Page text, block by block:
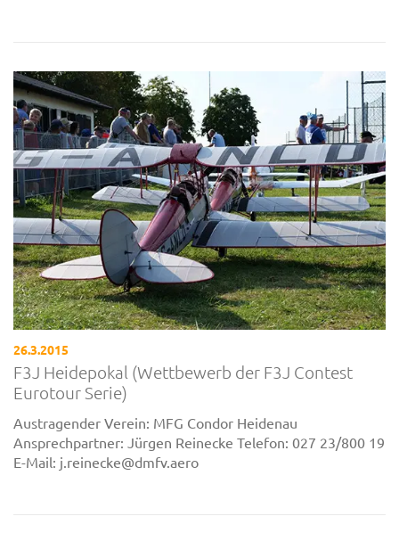
26.3.2015
F3J Heidepokal (Wettbewerb der F3J Contest
Eurotour Serie)
Austragender Verein: MFG Condor Heidenau
Ansprechpartner: Jürgen Reinecke Telefon: 027 23/800 19
E-Mail: j.reinecke@dmfv.aero